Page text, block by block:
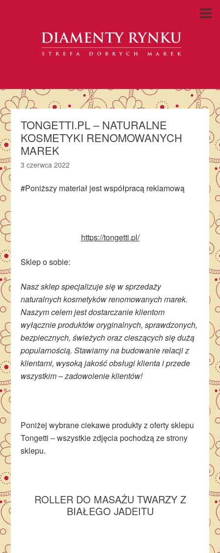
TONGETTI.PL – NATURALNE
KOSMETYKI RENOMOWANYCH
MAREK
3 czerwca 2022
#Poniższy materiał jest współpracą reklamową
https://tongetti.pl/
Sklep o sobie:
Nasz sklep specjalizuje się w sprzedaży
naturalnych kosmetyków renomowanych marek.
Naszym celem jest dostarczanie klientom
wyłącznie produktów oryginalnych, sprawdzonych,
bezpiecznych, świeżych oraz cieszących się dużą
popularnością. Stawiamy na budowanie relacji z
klientami, wysoką jakość obsługi klienta i przede
wszystkim – zadowolenie klientów!
Poniżej wybrane ciekawe produkty z oferty sklepu
Tongetti – wszystkie zdjęcia pochodzą ze strony
sklepu.
ROLLER DO MASAŻU TWARZY Z
BIAŁEGO JADEITU